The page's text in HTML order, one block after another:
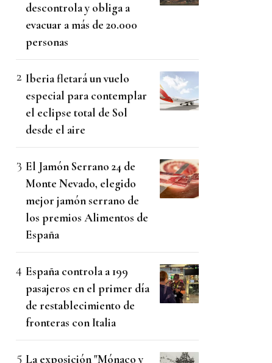
descontrola y obliga a
evacuar a más de 20.000
personas
Iberia fletará un vuelo
especial para contemplar
el eclipse total de Sol
desde el aire
El Jamón Serrano 24 de
Monte Nevado, elegido
mejor jamón serrano de
los premios Alimentos de
España
España controla a 199
pasajeros en el primer día
de restablecimiento de
fronteras con Italia
La exposición "Mónaco y